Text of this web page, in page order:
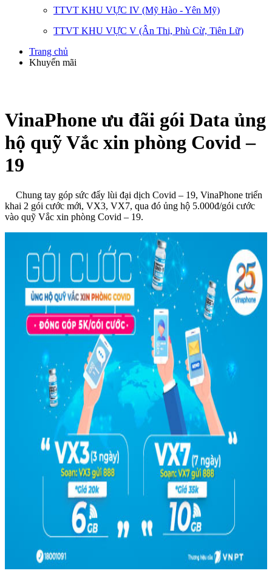
TTVT KHU VỰC IV (Mỹ Hào - Yên Mỹ)
TTVT KHU VỰC V (Ân Thi, Phù Cừ, Tiên Lữ)
Trang chủ
Khuyến mãi
VinaPhone ưu đãi gói Data ủng
hộ quỹ Vắc xin phòng Covid –
19
Chung tay góp sức đẩy lùi đại dịch Covid – 19, VinaPhone triển
khai 2 gói cước mới, VX3, VX7, qua đó ủng hộ 5.000đ/gói cước
vào quỹ Vắc xin phòng Covid – 19.